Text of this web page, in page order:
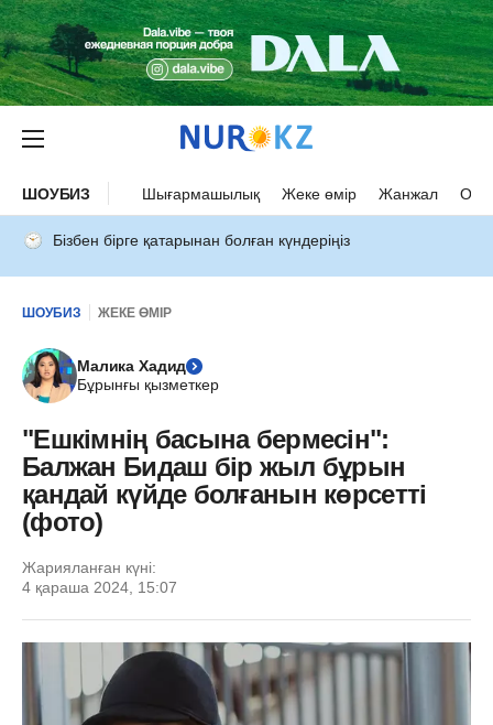
ШОУБИЗ Шығармашылық Жеке өмір Жанжал
Бізбен бірге қатарынан болған күндеріңіз
ШОУБИЗ ЖЕКЕ ӨМІР
Малика Хадид
Бұрынғы қызметкер
"Ешкімнің басына бермесін":
Балжан Бидаш бір жыл бұрын
қандай күйде болғанын көрсетті
(фото)
Жарияланған күні:
4 қараша 2024, 15:07